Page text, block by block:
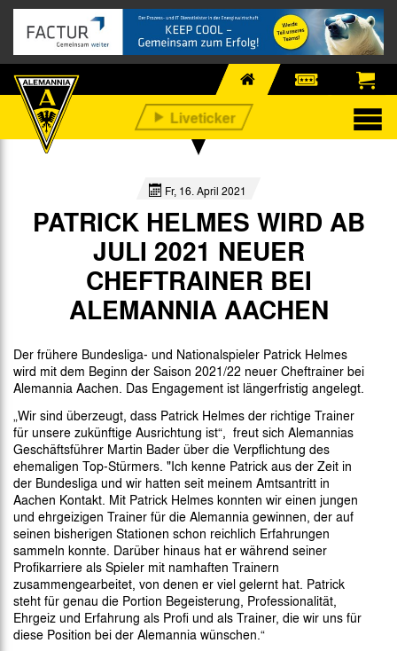
Fr, 16. April 2021
PATRICK HELMES WIRD AB
JULI 2021 NEUER
CHEFTRAINER BEI
ALEMANNIA AACHEN
Der frühere Bundesliga- und Nationalspieler Patrick Helmes
wird mit dem Beginn der Saison 2021/22 neuer Cheftrainer bei
Alemannia Aachen. Das Engagement ist längerfristig angelegt.
„Wir sind überzeugt, dass Patrick Helmes der richtige Trainer
für unsere zukünftige Ausrichtung ist“, freut sich Alemannias
Geschäftsführer Martin Bader über die Verpflichtung des
ehemaligen Top-Stürmers. "Ich kenne Patrick aus der Zeit in
der Bundesliga und wir hatten seit meinem Amtsantritt in
Aachen Kontakt. Mit Patrick Helmes konnten wir einen jungen
und ehrgeizigen Trainer für die Alemannia gewinnen, der auf
seinen bisherigen Stationen schon reichlich Erfahrungen
sammeln konnte. Darüber hinaus hat er während seiner
Profikarriere als Spieler mit namhaften Trainern
zusammengearbeitet, von denen er viel gelernt hat. Patrick
steht für genau die Portion Begeisterung, Professionalität,
Ehrgeiz und Erfahrung als Profi und als Trainer, die wir uns für
diese Position bei der Alemannia wünschen.“